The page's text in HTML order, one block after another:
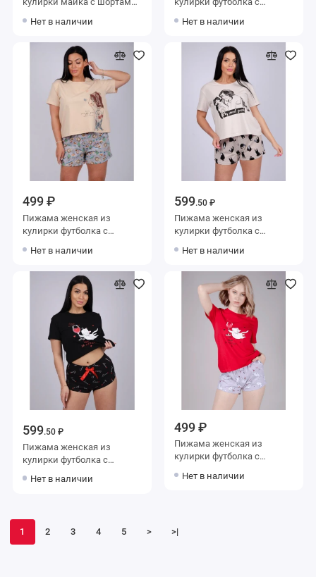
Нет в наличии Нет в наличии
499 ₽
Пижама женская из
кулирки футболка с
Нет в наличии
599.50 ₽
Пижама женская из
кулирки футболка с
Нет в наличии
599.50 ₽
Пижама женская из
кулирки футболка с
Нет в наличии
499 ₽
Пижама женская из
кулирки футболка с
Нет в наличии
1 2 3 4 5 > >|